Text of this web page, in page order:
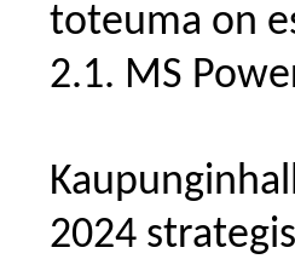
toteuma on
2.1. MS
2024